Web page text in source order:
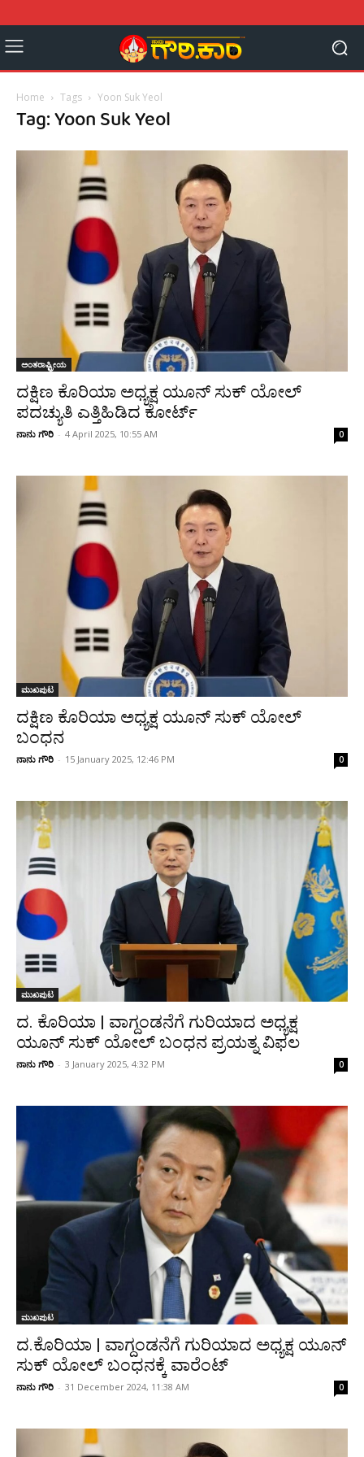
Home Tags Yoon Suk Yeol
Tag: Yoon Suk Yeol
ಅಂತರಾಷ್ಟ್ರೀಯ
ದಕ್ಷಿಣ ಕೊರಿಯಾ ಅಧ್ಯಕ್ಷ ಯೂನ್ ಸುಕ್ ಯೋಲ್
ಪದಚ್ಯುತಿ ಎತ್ತಿಹಿಡಿದ ಕೋರ್ಟ್
ನಾನು ಗೌರಿ - 4 April 2025, 10:55 AM 0
ಮುಖಪುಟ
ದಕ್ಷಿಣ ಕೊರಿಯಾ ಅಧ್ಯಕ್ಷ ಯೂನ್ ಸುಕ್ ಯೋಲ್
ಬಂಧನ
ನಾನು ಗೌರಿ - 15 January 2025, 12:46 PM 0
ಮುಖಪುಟ
ದ. ಕೊರಿಯಾ | ವಾಗ್ದಂಡನೆಗೆ ಗುರಿಯಾದ ಅಧ್ಯಕ್ಷ
ಯೂನ್‌ ಸುಕ್ ಯೋಲ್ ಬಂಧನ ಪ್ರಯತ್ನ ವಿಫಲ
ನಾನು ಗೌರಿ - 3 January 2025, 4:32 PM 0
ಮುಖಪುಟ
ದ.ಕೊರಿಯಾ | ವಾಗ್ದಂಡನೆಗೆ ಗುರಿಯಾದ ಅಧ್ಯಕ್ಷ ಯೂನ್‌
ಸುಕ್ ಯೋಲ್ ಬಂಧನಕ್ಕೆ ವಾರೆಂಟ್
ನಾನು ಗೌರಿ - 31 December 2024, 11:38 AM 0